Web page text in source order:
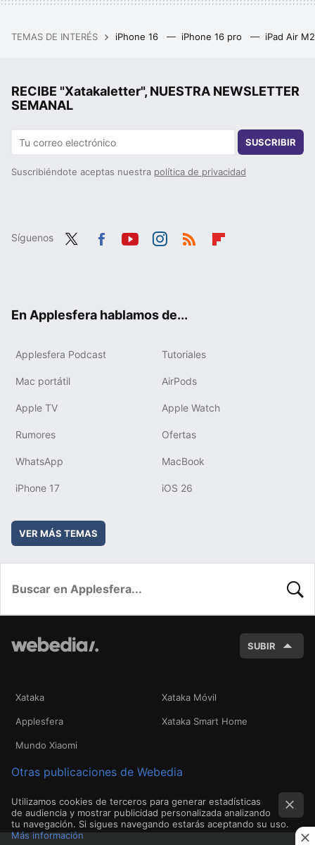
TEMAS DE INTERÉS iPhone 16 iPhone 16 pro iPad Air
RECIBE "Xatakaletter", NUESTRA NEWSLETTER
SEMANAL
SUSCRIBIR
Suscribiéndote aceptas nuestra política de privacidad
Síguenos
En Applesfera hablamos de...
Applesfera Podcast Tutoriales
Mac portátil AirPods
Apple TV Apple Watch
Rumores Ofertas
WhatsApp MacBook
iPhone 17 iOS 26
VER MÁS TEMAS
SUBIR
Xataka Xataka Móvil
Applesfera Xataka Smart Home
Mundo Xiaomi
Otras publicaciones de Webedia
Utilizamos cookies de terceros para generar estadísticas
de audiencia y mostrar publicidad personalizada analizando
tu navegación. Si sigues navegando estarás aceptando su uso.
Más información